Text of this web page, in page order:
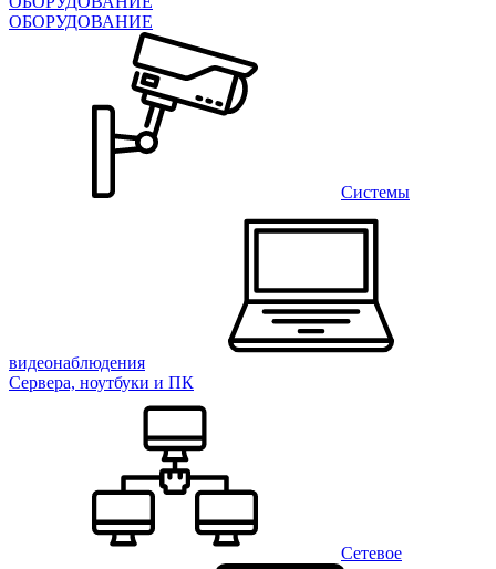
ОБОРУДОВАНИЕ
Системы
видеонаблюдения
Сервера, ноутбуки и ПК
Сетевое